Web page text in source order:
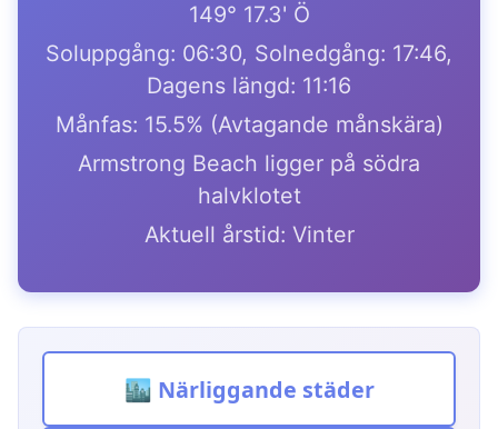
149° 17.3' Ö
Soluppgång: 06:30, Solnedgång: 17:46,
Dagens längd: 11:16
Månfas: 15.5% (Avtagande månskära)
Armstrong Beach ligger på södra
halvklotet
Aktuell årstid: Vinter
🏙️ Närliggande städer